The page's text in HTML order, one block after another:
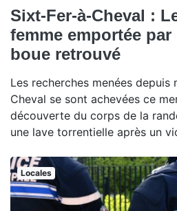
Sixt-Fer-à-Cheval :
femme emportée
boue retrouvé
Les recherches menées
Cheval se sont achevées ce
découverte du corps de la
une lave torrentielle après un
Locales